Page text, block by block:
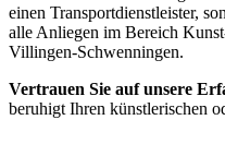
einen Transportdienstleister,
alle Anliegen im Bereich
Villingen-Schwenningen.
Vertrauen Sie auf unsere
beruhigt Ihren künstlerischen